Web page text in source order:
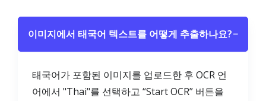
이미지에서 태국어 텍스트를 어떻게 추출하나요?−
태국어가 포함된 이미지를 업로드한 후 OCR 언
어에서 "Thai"를 선택하고 “Start OCR” 버튼을